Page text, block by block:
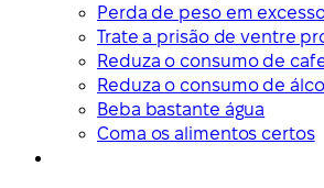
Perda de peso em
Trate a prisão de ventre
Reduza o consumo de
Reduza o consumo de
Beba bastante água
Coma os alimentos certos